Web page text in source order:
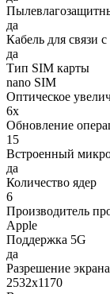
да
Кабель для связи
да
Тип SIM карты
nano SIM
Оптическое
6х
Обновление
15
Встроенный
да
Количество ядер
6
Производитель
Apple
Поддержка 5G
да
Разрешение
2532x1170